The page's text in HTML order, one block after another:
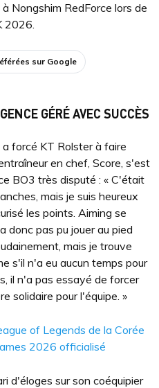
Nongshim RedForce lors de
2026.
sur Google
GÉRÉ AVEC SUCCÈS
forcé KT Rolster à faire
en chef, Score, s'est
BO3 très disputé : « C'était
mais je suis heureux
les points. Aiming se
donc pas pu jouer au pied
mais je trouve
s'il n'a eu aucun temps pour
il n'a pas essayé de forcer
solidaire pour l'équipe. »
of Legends de la Corée
2026 officialisé
d'éloges sur son coéquipier